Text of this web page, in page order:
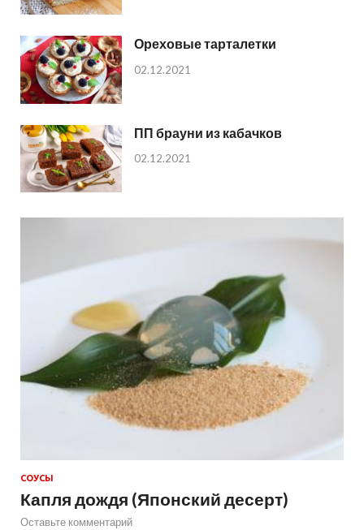
Ореховые тарталетки
02.12.2021
ПП брауни из кабачков
02.12.2021
СОУСЫ
Капля дождя (Японский десерт)
Оставьте комментарий